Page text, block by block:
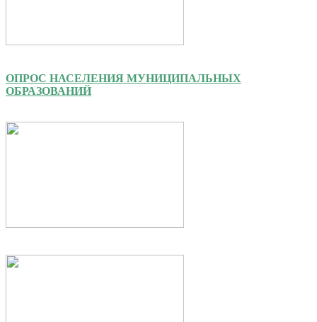
ОПРОС НАСЕЛЕНИЯ МУНИЦИПАЛЬНЫХ
ОБРАЗОВАНИЙ